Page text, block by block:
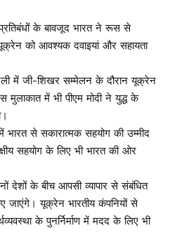
के बावजूद भारत ने रूस से
को आवश्यक दवाइयां और सहायता
में जी-शिखर सम्मेलन के दौरान यूक्रेन
मुलाकात में भी पीएम मोदी ने युद्ध के
से सकारात्मक सहयोग की उम्मीद
सहयोग के लिए भी भारत की ओर
देशों के बीच आपसी व्यापार से संबंधित
जाएंगे। यूक्रेन भारतीय कंपनियों से
के पुनर्निर्माण में मदद के लिए भी